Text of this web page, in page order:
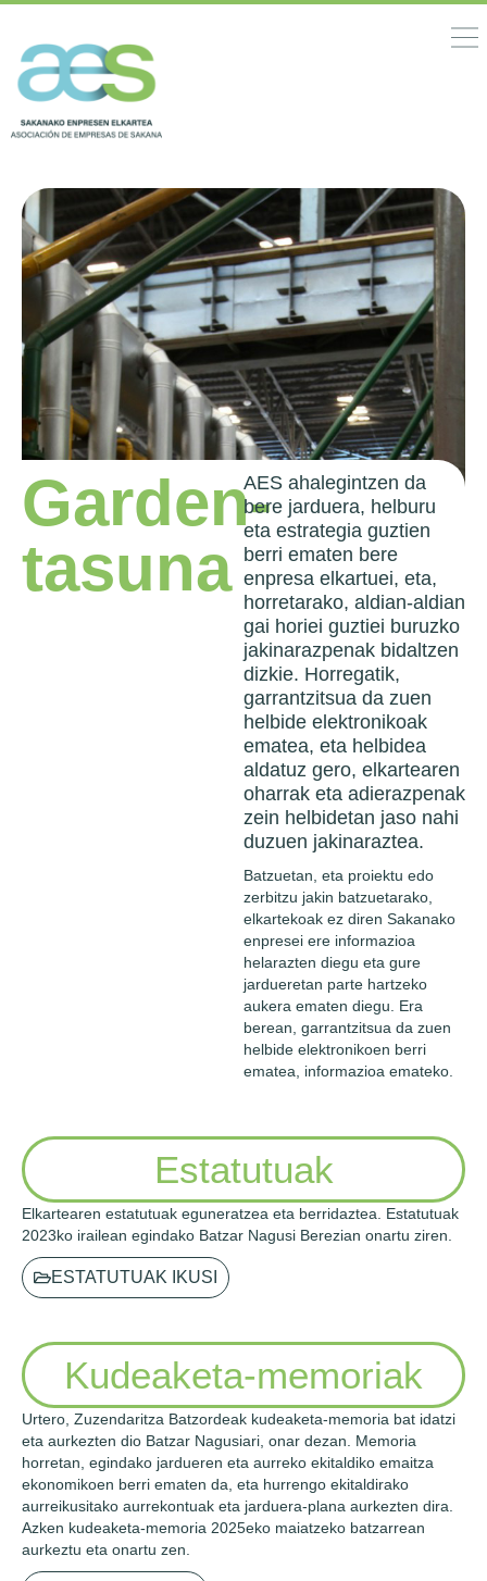
Garden-
tasuna
AES ahalegintzen da
bere jarduera, helburu
eta estrategia guztien
berri ematen bere
enpresa elkartuei, eta,
horretarako, aldian-aldian
gai horiei guztiei buruzko
jakinarazpenak bidaltzen
dizkie. Horregatik,
garrantzitsua da zuen
helbide elektronikoak
ematea, eta helbidea
aldatuz gero, elkartearen
oharrak eta adierazpenak
zein helbidetan jaso nahi
duzuen jakinaraztea.
Batzuetan, eta proiektu edo
zerbitzu jakin batzuetarako,
elkartekoak ez diren Sakanako
enpresei ere informazioa
helarazten diegu eta gure
jardueretan parte hartzeko
aukera ematen diegu. Era
berean, garrantzitsua da zuen
helbide elektronikoen berri
ematea, informazioa emateko.
Estatutuak
Elkartearen estatutuak eguneratzea eta berridaztea. Estatutuak
2023ko irailean egindako Batzar Nagusi Berezian onartu ziren.
ESTATUTUAK IKUSI
Kudeaketa-memoriak
Urtero, Zuzendaritza Batzordeak kudeaketa-memoria bat idatzi
eta aurkezten dio Batzar Nagusiari, onar dezan. Memoria
horretan, egindako jardueren eta aurreko ekitaldiko emaitza
ekonomikoen berri ematen da, eta hurrengo ekitaldirako
aurreikusitako aurrekontuak eta jarduera-plana aurkezten dira.
Azken kudeaketa-memoria 2025eko maiatzeko batzarrean
aurkeztu eta onartu zen.